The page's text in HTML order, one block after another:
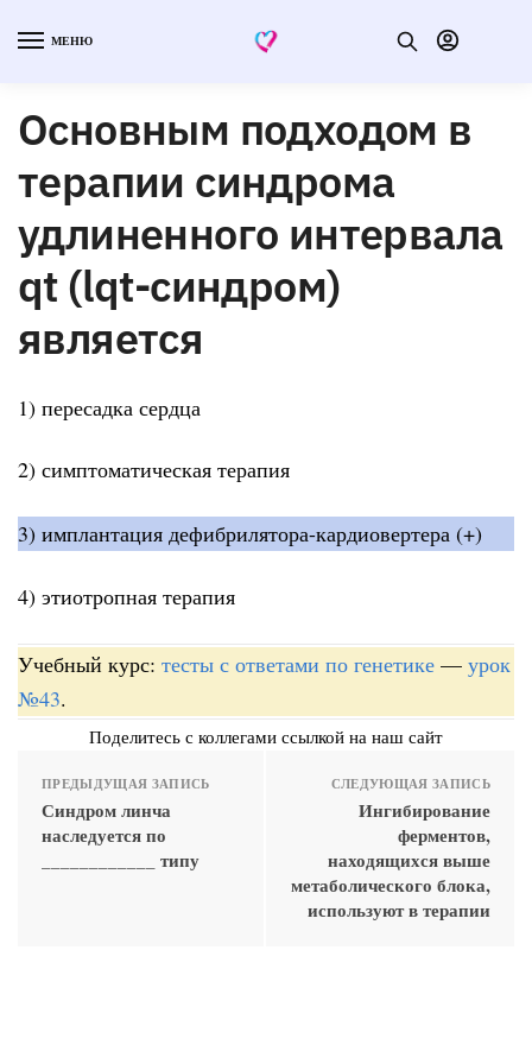
МЕНЮ
Основным подходом в
терапии синдрома
удлиненного интервала
qt (lqt-синдром)
является
1) пересадка сердца
2) симптоматическая терапия
3) имплантация дефибрилятора-кардиовертера (+)
4) этиотропная терапия
Учебный курс: тесты с ответами по генетике — урок
№43.
Поделитесь с коллегами ссылкой на наш сайт
ПРЕДЫДУЩАЯ ЗАПИСЬ
Синдром линча
наследуется по
____________ типу
СЛЕДУЮЩАЯ ЗАПИСЬ
Ингибирование
ферментов,
находящихся выше
метаболического блока,
используют в терапии